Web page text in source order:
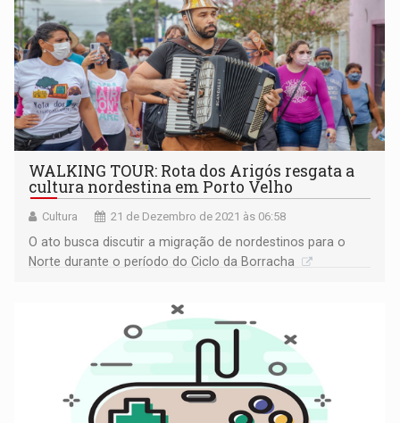
WALKING TOUR: Rota dos Arigós resgata a
cultura nordestina em Porto Velho
Cultura 21 de Dezembro de 2021 às 06:58
O ato busca discutir a migração de nordestinos para o
Norte durante o período do Ciclo da Borracha